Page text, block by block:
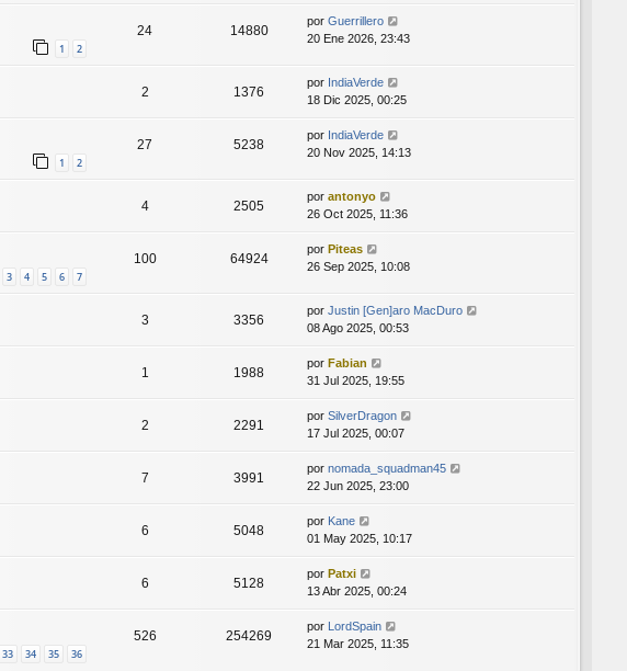
1 2
24 14880
por Guerrillero
20 Ene 2026, 23:43
2 1376
por IndiaVerde
18 Dic 2025, 00:25
1 2
27 5238
por IndiaVerde
20 Nov 2025, 14:13
4 2505
por antonyo
26 Oct 2025, 11:36
3 4 5 6 7
100 64924
por Piteas
26 Sep 2025, 10:08
3 3356
por Justin [Gen]aro MacDuro
08 Ago 2025, 00:53
1 1988
por Fabian
31 Jul 2025, 19:55
2 2291
por SilverDragon
17 Jul 2025, 00:07
7 3991
por nomada_squadman45
22 Jun 2025, 23:00
6 5048
por Kane
01 May 2025, 10:17
6 5128
por Patxi
13 Abr 2025, 00:24
33 34 35 36
526 254269
por LordSpain
21 Mar 2025, 11:35